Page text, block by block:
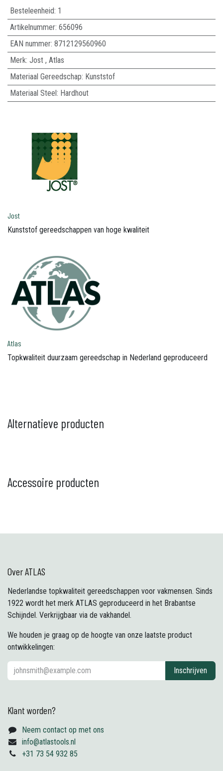
Besteleenheid: 1
Artikelnummer: 656096
EAN nummer: 8712129560960
Merk: Jost, Atlas
Materiaal Gereedschap: Kunststof
Materiaal Steel: Hardhout
Jost
Kunststof gereedschappen van hoge kwaliteit
Atlas
Topkwaliteit duurzaam gereedschap in Nederland geproduceerd
Alternatieve producten
Accessoire producten
Over ATLAS
Nederlandse topkwaliteit gereedschappen voor vakmensen. Sinds
1922 wordt het merk ATLAS geproduceerd in het Brabantse
Schijndel. Verkrijgbaar via de vakhandel.
We houden je graag op de hoogte van onze laatste product
ontwikkelingen:
Inschrijven
Klant worden?
Neem contact op met ons
info@atlastools.nl
+31 73 54 932 85